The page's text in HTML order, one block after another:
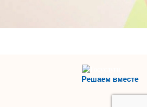
Решаем вместе